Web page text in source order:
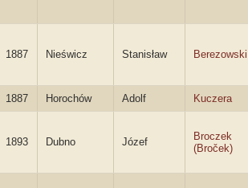
1887 Nieświcz Stanisław Berezowski
1887 Horochów Adolf Kuczera
1893 Dubno Józef
Broczek
(Broček)